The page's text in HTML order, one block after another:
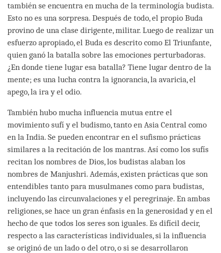
también se encuentra en mucha de la terminología budista.
Esto no es una sorpresa. Después de todo, el propio Buda
provino de una clase dirigente, militar. Luego de realizar un
esfuerzo apropiado, el Buda es descrito como El Triunfante,
quien ganó la batalla sobre las emociones perturbadoras.
¿En donde tiene lugar esa batalla? Tiene lugar dentro de la
mente; es una lucha contra la ignorancia, la avaricia, el
apego, la ira y el odio.
También hubo mucha influencia mutua entre el
movimiento sufí y el budismo, tanto en Asia Central como
en la India. Se pueden encontrar en el sufismo prácticas
similares a la recitación de los mantras. Así como los sufís
recitan los nombres de Dios, los budistas alaban los
nombres de Manjushri. Además, existen prácticas que son
entendibles tanto para musulmanes como para budistas,
incluyendo las circunvalaciones y el peregrinaje. En ambas
religiones, se hace un gran énfasis en la generosidad y en el
hecho de que todos los seres son iguales. Es difícil decir,
respecto a las características individuales, si la influencia
se originó de un lado o del otro, o si se desarrollaron